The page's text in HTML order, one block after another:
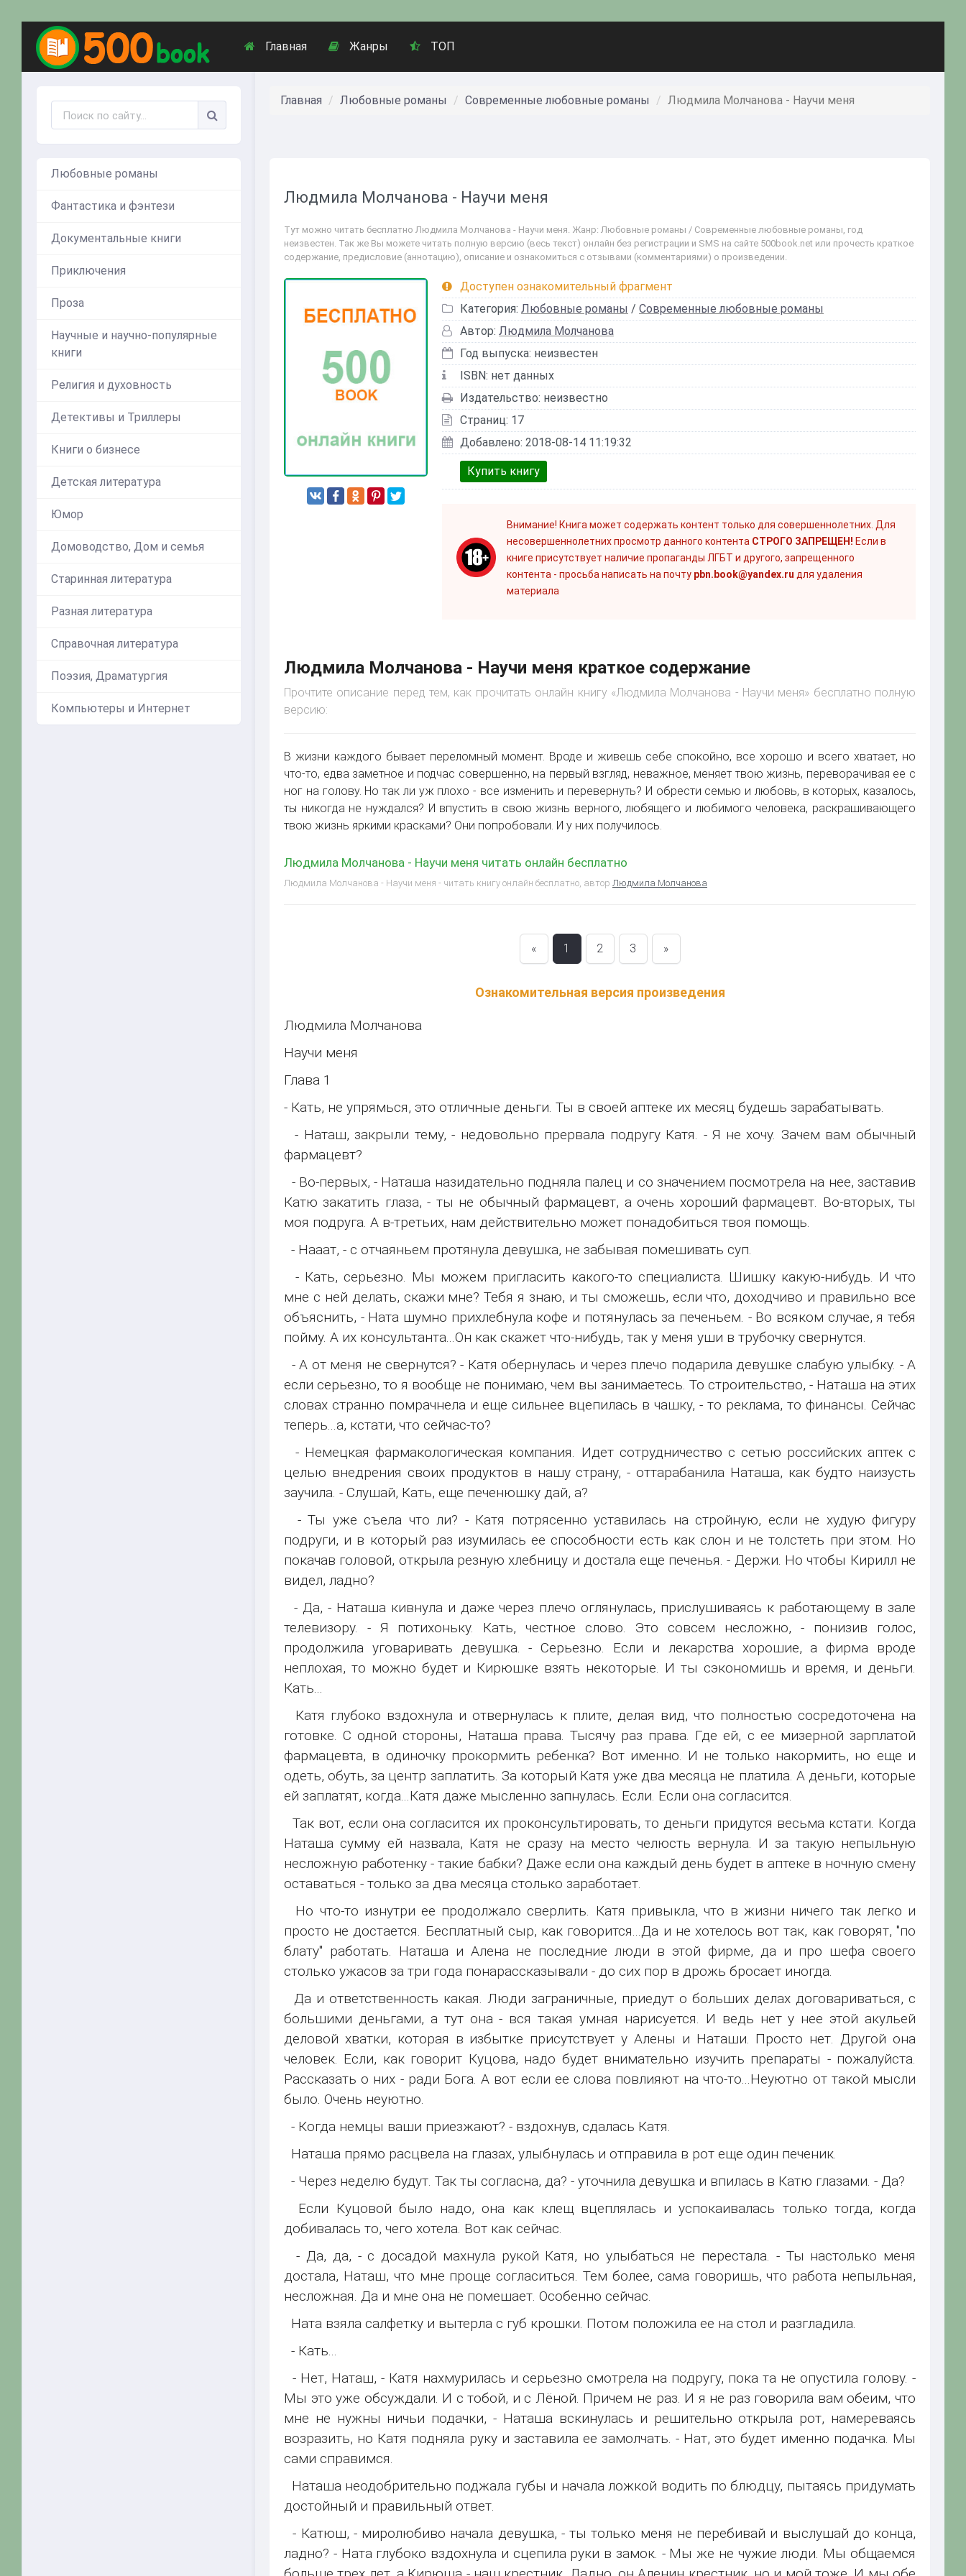
Главная Жанры ТОП
Любовные романы
Фантастика и фэнтези
Документальные книги
Приключения
Проза
Научные и научно-популярные
книги
Религия и духовность
Детективы и Триллеры
Книги о бизнесе
Детская литература
Юмор
Домоводство, Дом и семья
Старинная литература
Разная литература
Справочная литература
Поэзия, Драматургия
Компьютеры и Интернет
Главная Любовные романы Современные любовные романы Людмила Молчанова - Научи меня
Людмила Молчанова - Научи меня
Тут можно читать бесплатно Людмила Молчанова - Научи меня. Жанр: Любовные романы / Современные любовные романы, год
неизвестен. Так же Вы можете читать полную версию (весь текст) онлайн без регистрации и SMS на сайте 500book.net или прочесть краткое
содержание, предисловие (аннотацию), описание и ознакомиться с отзывами (комментариями) о произведении.
Доступен ознакомительный фрагмент
Категория: Любовные романы / Современные любовные романы
Автор: Людмила Молчанова
Год выпуска: неизвестен
ISBN: нет данных
Издательство: неизвестно
Страниц: 17
Добавлено: 2018-08-14 11:19:32
Купить книгу
Внимание! Книга может содержать контент только для совершеннолетних. Для
несовершеннолетних просмотр данного контента СТРОГО ЗАПРЕЩЕН! Если в
книге присутствует наличие пропаганды ЛГБТ и другого, запрещенного
контента - просьба написать на почту pbn.book@yandex.ru для удаления
материала
Людмила Молчанова - Научи меня краткое содержание
Прочтите описание перед тем, как прочитать онлайн книгу «Людмила Молчанова - Научи меня» бесплатно полную
версию:
В жизни каждого бывает переломный момент. Вроде и живешь себе спокойно, все хорошо и всего хватает, но
что-то, едва заметное и подчас совершенно, на первый взгляд, неважное, меняет твою жизнь, переворачивая ее с
ног на голову. Но так ли уж плохо - все изменить и перевернуть? И обрести семью и любовь, в которых, казалось,
ты никогда не нуждался? И впустить в свою жизнь верного, любящего и любимого человека, раскрашивающего
твою жизнь яркими красками? Они попробовали. И у них получилось.
Людмила Молчанова - Научи меня читать онлайн бесплатно
Людмила Молчанова - Научи меня - читать книгу онлайн бесплатно, автор Людмила Молчанова
« 1 2 3 »
Ознакомительная версия произведения
Людмила Молчанова
Научи меня
Глава 1
- Кать, не упрямься, это отличные деньги. Ты в своей аптеке их месяц будешь зарабатывать.
- Наташ, закрыли тему, - недовольно прервала подругу Катя. - Я не хочу. Зачем вам обычный
фармацевт?
- Во-первых, - Наташа назидательно подняла палец и со значением посмотрела на нее, заставив
Катю закатить глаза, - ты не обычный фармацевт, а очень хороший фармацевт. Во-вторых, ты
моя подруга. А в-третьих, нам действительно может понадобиться твоя помощь.
- Нааат, - с отчаяньем протянула девушка, не забывая помешивать суп.
- Кать, серьезно. Мы можем пригласить какого-то специалиста. Шишку какую-нибудь. И что
мне с ней делать, скажи мне? Тебя я знаю, и ты сможешь, если что, доходчиво и правильно все
объяснить, - Ната шумно прихлебнула кофе и потянулась за печеньем. - Во всяком случае, я тебя
пойму. А их консультанта...Он как скажет что-нибудь, так у меня уши в трубочку свернутся.
- А от меня не свернутся? - Катя обернулась и через плечо подарила девушке слабую улыбку. - А
если серьезно, то я вообще не понимаю, чем вы занимаетесь. То строительство, - Наташа на этих
словах странно помрачнела и еще сильнее вцепилась в чашку, - то реклама, то финансы. Сейчас
теперь...а, кстати, что сейчас-то?
- Немецкая фармакологическая компания. Идет сотрудничество с сетью российских аптек с
целью внедрения своих продуктов в нашу страну, - оттарабанила Наташа, как будто наизусть
заучила. - Слушай, Кать, еще печенюшку дай, а?
- Ты уже съела что ли? - Катя потрясенно уставилась на стройную, если не худую фигуру
подруги, и в который раз изумилась ее способности есть как слон и не толстеть при этом. Но
покачав головой, открыла резную хлебницу и достала еще печенья. - Держи. Но чтобы Кирилл не
видел, ладно?
- Да, - Наташа кивнула и даже через плечо оглянулась, прислушиваясь к работающему в зале
телевизору. - Я потихоньку. Кать, честное слово. Это совсем несложно, - понизив голос,
продолжила уговаривать девушка. - Серьезно. Если и лекарства хорошие, а фирма вроде
неплохая, то можно будет и Кирюшке взять некоторые. И ты сэкономишь и время, и деньги.
Кать...
Катя глубоко вздохнула и отвернулась к плите, делая вид, что полностью сосредоточена на
готовке. С одной стороны, Наташа права. Тысячу раз права. Где ей, с ее мизерной зарплатой
фармацевта, в одиночку прокормить ребенка? Вот именно. И не только накормить, но еще и
одеть, обуть, за центр заплатить. За который Катя уже два месяца не платила. А деньги, которые
ей заплатят, когда...Катя даже мысленно запнулась. Если. Если она согласится.
Так вот, если она согласится их проконсультировать, то деньги придутся весьма кстати. Когда
Наташа сумму ей назвала, Катя не сразу на место челюсть вернула. И за такую непыльную
несложную работенку - такие бабки? Даже если она каждый день будет в аптеке в ночную смену
оставаться - только за два месяца столько заработает.
Но что-то изнутри ее продолжало сверлить. Катя привыкла, что в жизни ничего так легко и
просто не достается. Бесплатный сыр, как говорится...Да и не хотелось вот так, как говорят, "по
блату" работать. Наташа и Алена не последние люди в этой фирме, да и про шефа своего
столько ужасов за три года понарассказывали - до сих пор в дрожь бросает иногда.
Да и ответственность какая. Люди заграничные, приедут о больших делах договариваться, с
большими деньгами, а тут она - вся такая умная нарисуется. И ведь нет у нее этой акульей
деловой хватки, которая в избытке присутствует у Алены и Наташи. Просто нет. Другой она
человек. Если, как говорит Куцова, надо будет внимательно изучить препараты - пожалуйста.
Рассказать о них - ради Бога. А вот если ее слова повлияют на что-то...Неуютно от такой мысли
было. Очень неуютно.
- Когда немцы ваши приезжают? - вздохнув, сдалась Катя.
Наташа прямо расцвела на глазах, улыбнулась и отправила в рот еще один печеник.
- Через неделю будут. Так ты согласна, да? - уточнила девушка и впилась в Катю глазами. - Да?
Если Куцовой было надо, она как клещ вцеплялась и успокаивалась только тогда, когда
добивалась то, чего хотела. Вот как сейчас.
- Да, да, - с досадой махнула рукой Катя, но улыбаться не перестала. - Ты настолько меня
достала, Наташ, что мне проще согласиться. Тем более, сама говоришь, что работа непыльная,
несложная. Да и мне она не помешает. Особенно сейчас.
Ната взяла салфетку и вытерла с губ крошки. Потом положила ее на стол и разгладила.
- Кать...
- Нет, Наташ, - Катя нахмурилась и серьезно смотрела на подругу, пока та не опустила голову. -
Мы это уже обсуждали. И с тобой, и с Лёной. Причем не раз. И я не раз говорила вам обеим, что
мне не нужны ничьи подачки, - Наташа вскинулась и решительно открыла рот, намереваясь
возразить, но Катя подняла руку и заставила ее замолчать. - Нат, это будет именно подачка. Мы
сами справимся.
Наташа неодобрительно поджала губы и начала ложкой водить по блюдцу, пытаясь придумать
достойный и правильный ответ.
- Катюш, - миролюбиво начала девушка, - ты только меня не перебивай и выслушай до конца,
ладно? - Ната глубоко вздохнула и сцепила руки в замок. - Мы же не чужие люди. Мы общаемся